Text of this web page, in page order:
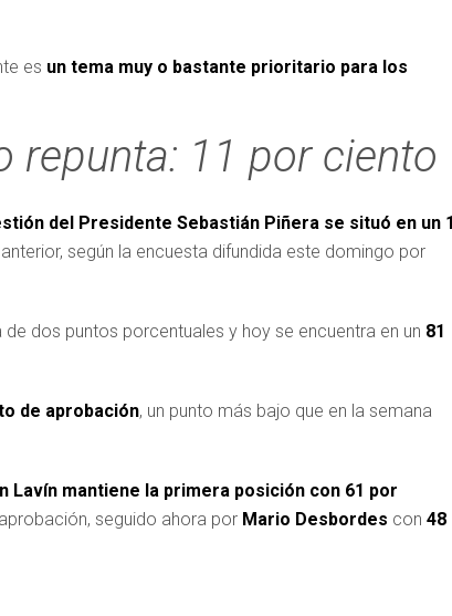
es un tema muy o bastante prioritario para los
repunta: 11 por ciento
del Presidente Sebastián Piñera se situó en un
según la encuesta difundida este domingo por
dos puntos porcentuales y hoy se encuentra en un 81
de aprobación, un punto más bajo que en la semana
Lavín mantiene la primera posición con 61 por
seguido ahora por Mario Desbordes con 48